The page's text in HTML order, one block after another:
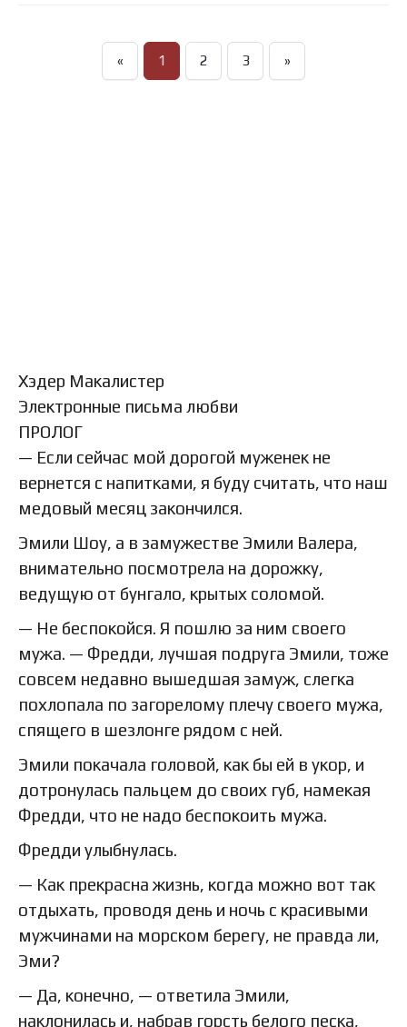
« 1 2 3 »
Хэдер Макалистер
Электронные письма любви
ПРОЛОГ
— Если сейчас мой дорогой муженек не
вернется с напитками, я буду считать, что наш
медовый месяц закончился.
Эмили Шоу, а в замужестве Эмили Валера,
внимательно посмотрела на дорожку,
ведущую от бунгало, крытых соломой.
— Не беспокойся. Я пошлю за ним своего
мужа. — Фредди, лучшая подруга Эмили, тоже
совсем недавно вышедшая замуж, слегка
похлопала по загорелому плечу своего мужа,
спящего в шезлонге рядом с ней.
Эмили покачала головой, как бы ей в укор, и
дотронулась пальцем до своих губ, намекая
Фредди, что не надо беспокоить мужа.
Фредди улыбнулась.
— Как прекрасна жизнь, когда можно вот так
отдыхать, проводя день и ночь с красивыми
мужчинами на морском берегу, не правда ли,
Эми?
— Да, конечно, — ответила Эмили,
наклонилась и, набрав горсть белого песка,